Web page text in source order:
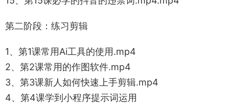
第二阶段：练习剪辑
1、第1课常用Ai工具的使用.mp4
2、第2课常用的作图软件.mp4
3、第3课新人如何快速上手剪辑.mp4
4、第4课学到小程序提示词运用